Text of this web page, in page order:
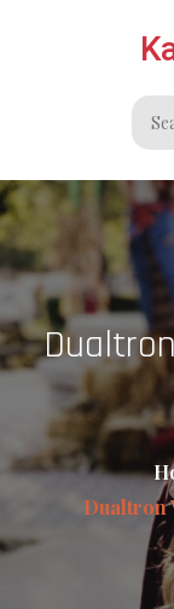
Search
for:
Dualtron